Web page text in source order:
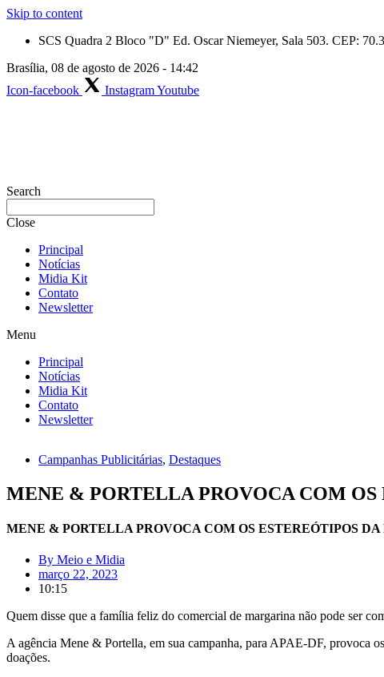
Skip to content
SCS Quadra 2 Bloco "D" Ed. Oscar Niemeyer, Sala 503. CEP:
Brasília, 08 de agosto de 2026 - 14:42
Icon-facebook
InstagramYoutube
Search
Close
Principal
Notícias
Midia Kit
Contato
Newsletter
Menu
Principal
Notícias
Midia Kit
Contato
Newsletter
Campanhas Publicitárias, Destaques
MENE & PORTELLA PROVOCA COM OS
MENE & PORTELLA PROVOCA COM OS ESTEREÓTIPOS
By Meio e Midia
março 22, 2023
10:15
Quem disse que a família feliz do comercial de margarina não pode ser
A agência Mene & Portella, em sua campanha, para APAE-DF, provoca
doações.